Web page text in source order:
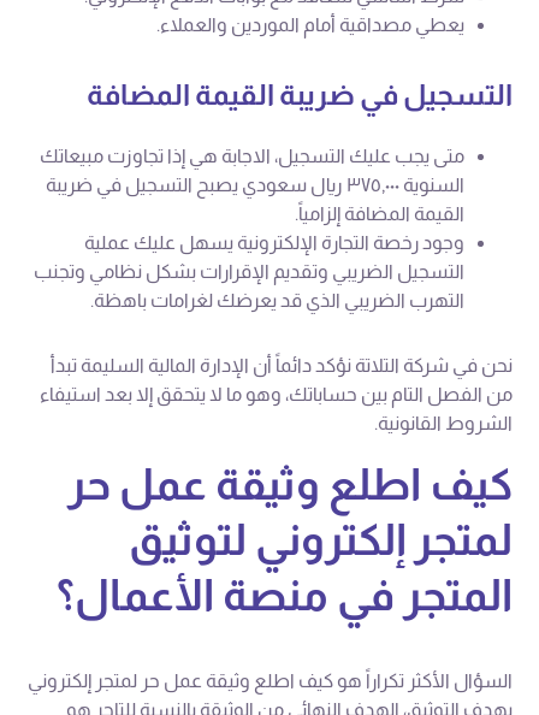
يعطي مصداقية أمام الموردين والعملاء.
التسجيل في ضريبة القيمة المضافة
متى يجب عليك التسجيل، الاجابة هي إذا تجاوزت مبيعاتك
السنوية ٣٧٥,٠٠٠ ريال سعودي يصبح التسجيل في ضريبة
القيمة المضافة إلزامياً.
وجود رخصة التجارة الإلكترونية يسهل عليك عملية
التسجيل الضريبي وتقديم الإقرارات بشكل نظامي وتجنب
التهرب الضريبي الذي قد يعرضك لغرامات باهظة.
نحن في شركة التلاتة نؤكد دائماً أن الإدارة المالية السليمة تبدأ
من الفصل التام بين حساباتك، وهو ما لا يتحقق إلا بعد استيفاء
الشروط القانونية.
كيف اطلع وثيقة عمل حر
لمتجر إلكتروني لتوثيق
المتجر في منصة الأعمال؟
السؤال الأكثر تكراراً هو كيف اطلع وثيقة عمل حر لمتجر إلكتروني
بهدف التوثيق، الهدف النهائي من الوثيقة بالنسبة للتاجر هو